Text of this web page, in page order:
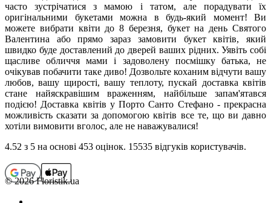
часто зустрічатися з мамою і татом, але порадувати їх
оригінальними букетами можна в будь-який момент! Ви
можете вибрати квіти до 8 березня, букет на день Святого
Валентина або прямо зараз замовити букет квітів, який
швидко буде доставлений до дверей ваших рідних. Уявіть собі
щасливе обличчя мами і задоволену посмішку батька, не
очікував побачити таке диво! Дозвольте коханим відчути вашу
любов, вашу щирості, вашу теплоту, пускай доставка квітів
стане найяскравішим враженням, найбільше запам'ятався
подією! Доставка квітів у Порто Санто Стефано - прекрасна
можливість сказати за допомогою квітів все те, що ви давно
хотіли вимовити вголос, але не наважувалися!
4.52 з 5 на основi 453 оцiнок. 15535 відгуків користувачiв.
© 2026 Floristik.ua